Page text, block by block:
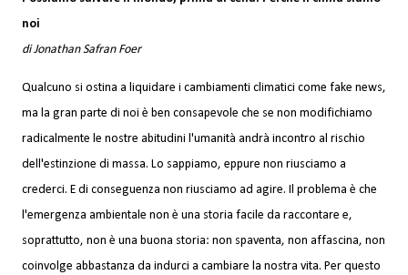
noi
di Jonathan Safran Foer
Qualcuno si ostina a liquidare i cambiamenti climatici come fake news,
ma la gran parte di noi è ben consapevole che se non modifichiamo
radicalmente le nostre abitudini l'umanità andrà incontro al rischio
dell'estinzione di massa. Lo sappiamo, eppure non riusciamo a
crederci. E di conseguenza non riusciamo ad agire. Il problema è che
l'emergenza ambientale non è una storia facile da raccontare e,
soprattutto, non è una buona storia: non spaventa, non affascina, non
coinvolge abbastanza da indurci a cambiare la nostra vita. Per questo